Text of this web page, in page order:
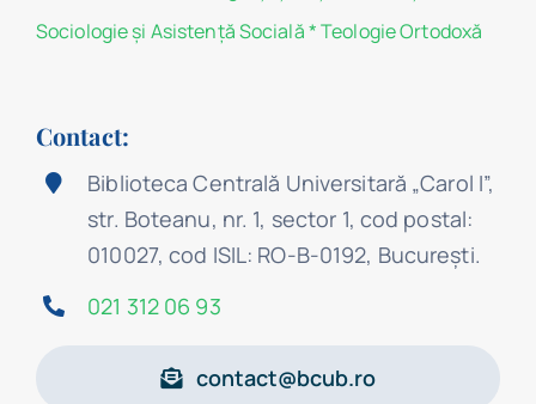
Sociologie şi Asistenţă Socială*Teologie Ortodoxă
Contact:
Biblioteca Centrală Universitară „Carol I”,
str. Boteanu, nr. 1, sector 1, cod postal:
010027, cod ISIL: RO-B-0192, Bucureşti.
021 312 06 93
contact@bcub.ro